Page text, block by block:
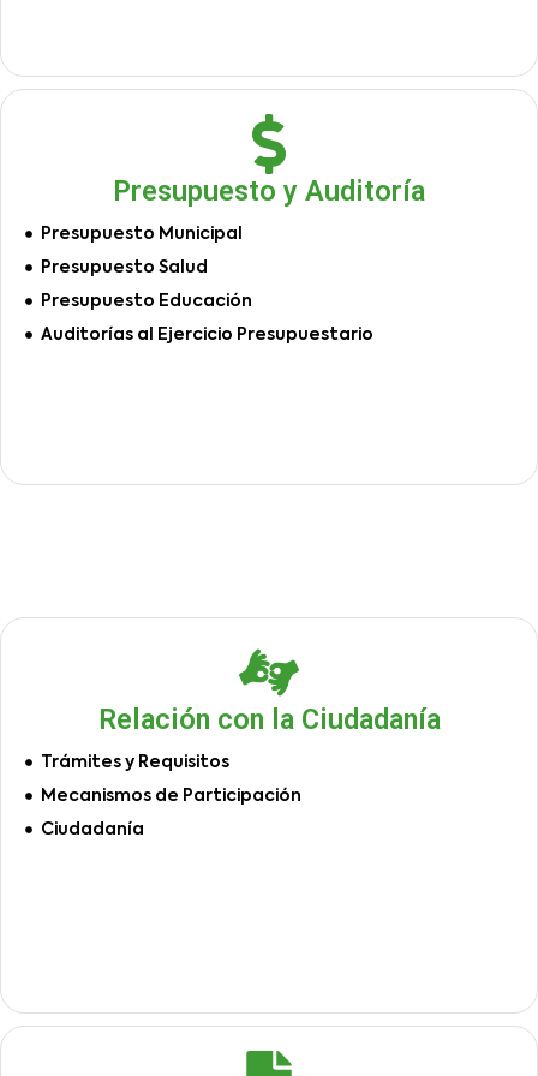
Presupuesto y Auditoría
Presupuesto Municipal
Presupuesto Salud
Presupuesto Educación
Auditorías al Ejercicio Presupuestario
Relación con la Ciudadanía
Trámites y Requisitos
Mecanismos de Participación
Ciudadanía